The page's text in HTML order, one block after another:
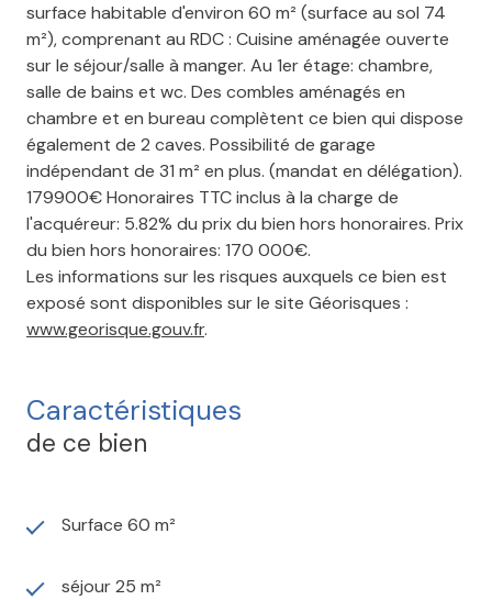
surface habitable d'environ 60 m² (surface au sol 74
m²), comprenant au RDC : Cuisine aménagée ouverte
sur le séjour/salle à manger. Au 1er étage: chambre,
salle de bains et wc. Des combles aménagés en
chambre et en bureau complètent ce bien qui dispose
également de 2 caves. Possibilité de garage
indépendant de 31 m² en plus. (mandat en délégation).
179900€ Honoraires TTC inclus à la charge de
l'acquéreur: 5.82% du prix du bien hors honoraires. Prix
du bien hors honoraires: 170 000€.
Les informations sur les risques auxquels ce bien est
exposé sont disponibles sur le site Géorisques :
www.georisque.gouv.fr.
Caractéristiques
de ce bien
Surface 60 m²
séjour 25 m²